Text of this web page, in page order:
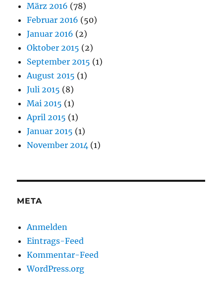
März 2016 (78)
Februar 2016 (50)
Januar 2016 (2)
Oktober 2015 (2)
September 2015 (1)
August 2015 (1)
Juli 2015 (8)
Mai 2015 (1)
April 2015 (1)
Januar 2015 (1)
November 2014 (1)
META
Anmelden
Eintrags-Feed
Kommentar-Feed
WordPress.org